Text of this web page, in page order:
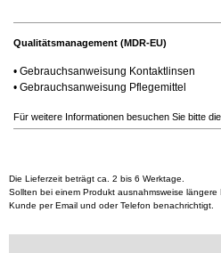
Qualitätsmanagement (MDR-EU)
• Gebrauchsanweisung Kontaktlinsen
• Gebrauchsanweisung Pflegemittel
Für weitere Informationen besuchen Sie bitte die
Die Lieferzeit beträgt ca. 2 bis 6 Werktage.
Sollten bei einem Produkt ausnahmsweise
Kunde per Email und oder Telefon benachrichtigt.